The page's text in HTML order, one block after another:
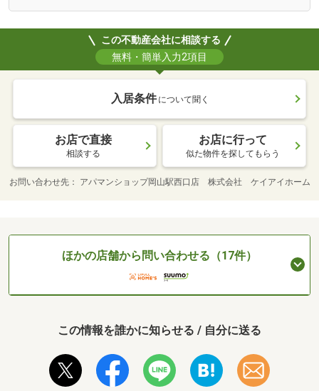
この不動産会社に相談する
無料・簡単入力2項目
入居条件 について聞く
お店で直接
相談する
お店に行って
似た物件を探してもらう
お問い合わせ先 アパマンショップ岡山駅西口店 株式会社 ケイアイホーム
ほかの店舗から問い合わせる（17件）
この情報を誰かに知らせる / 自分に送る